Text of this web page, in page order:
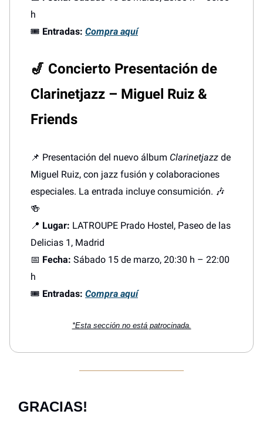
h
🎟️ Entradas: Compra aquí
🎷 Concierto Presentación de
Clarinetjazz – Miguel Ruiz &
Friends
📌 Presentación del nuevo álbum Clarinetjazz de
Miguel Ruiz, con jazz fusión y colaboraciones
especiales. La entrada incluye consumición. 🎶
🍻
📍 Lugar: LATROUPE Prado Hostel, Paseo de las
Delicias 1, Madrid
📅 Fecha: Sábado 15 de marzo, 20:30 h – 22:00
h
🎟️ Entradas: Compra aquí
*Esta sección no está patrocinada.
GRACIAS!